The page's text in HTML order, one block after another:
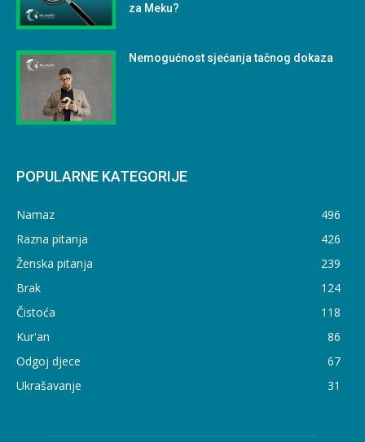
za Meku?
Nemogućnost sjećanja tačnog dokaza
POPULARNE KATEGORIJE
Namaz
496
Razna pitanja
426
Ženska pitanja
239
Brak
124
Čistoća
118
Kur'an
86
Odgoj djece
67
Ukrašavanje
31